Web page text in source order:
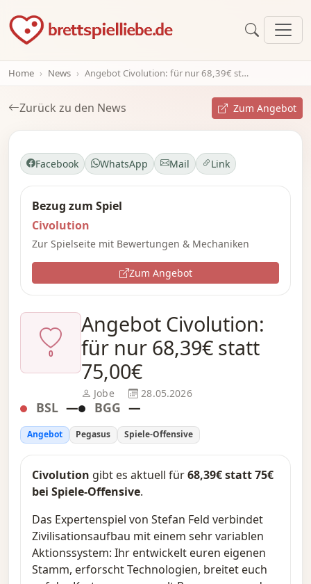
Home News Angebot Civolution: für nur 68,39€ statt 75,00€
Zurück zu den News Zum Angebot
Facebook WhatsApp Mail Link
Bezug zum Spiel
Civolution
Zur Spielseite mit Bewertungen & Mechaniken
Zum Angebot
0
Angebot Civolution:
für nur 68,39€ statt
75,00€
Jobe 28.05.2026
BSL — BGG —
Angebot Pegasus Spiele-Offensive
Civolution gibt es aktuell für68,39€ statt 75€
bei Spiele-Offensive.
Das Expertenspiel von Stefan Feld verbindet
Zivilisationsaufbau mit einem sehr variablen
Aktionssystem: Ihr entwickelt euren eigenen
Stamm, erforscht Technologien, breitet euch